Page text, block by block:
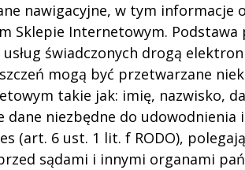
nawigacyjne, w tym
Sklepie Internetowym.
świadczonych drogą
mogą być przetwarzane
takie jak: imię, nazwisko,
dane niezbędne do
(art. 6 ust. 1 lit. f RODO),
sądami i innymi organami